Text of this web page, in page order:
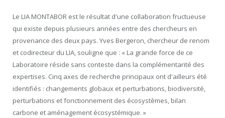
Le LIA MONTABOR est le résultat d'une collaboration fructueuse
qui existe depuis plusieurs années entre des chercheurs en
provenance des deux pays. Yves Bergeron, chercheur de renom
et codirecteur du LIA, souligne que : « La grande force de ce
Laboratoire réside sans conteste dans la complémentarité des
expertises. Cinq axes de recherche principaux ont d'ailleurs été
identifiés : changements globaux et perturbations, biodiversité,
perturbations et fonctionnement des écosystèmes, bilan
carbone et aménagement écosystémique. »